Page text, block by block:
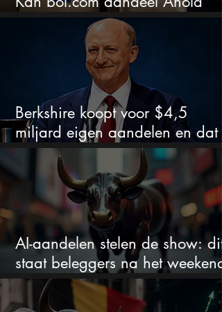
nieuw leven inblazen?
Berkshire koopt voor $4,5
miljard eigen aandelen en dat
zegt veel over de waardering
AI-aandelen stelen de show: dit
staat beleggers na het weekend
te wachten